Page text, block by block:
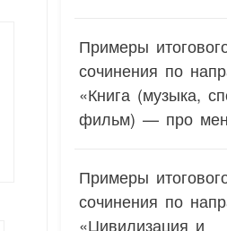
Примеры
сочинения по
«Книга (музыка,
фильм) — про
Примеры
сочинения по
«Цивилизация и